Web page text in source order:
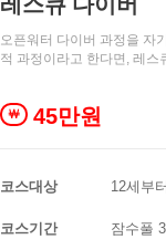
오픈워터 다이버 과정을 자
적 과정이라고 한다면, 레스
￦ 45만원
코스대상 12세부
코스기간 잠수풀